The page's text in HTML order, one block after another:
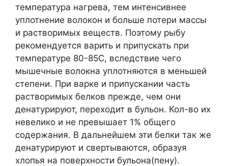
температура нагрева, тем интенсивнее
уплотнение волокон и больше потери массы
и растворимых веществ. Поэтому рыбу
рекомендуется варить и припускать при
температуре 80-85С, вследствие чего
мышечные волокна уплотняются в меньшей
степени. При варке и припускании часть
растворимых белков прежде, чем они
денатурируют, переходит в бульон. Кол-во их
невелико и не превышает 1% общего
содержания. В дальнейшем эти белки так же
денатурируют и свертываются, образуя
хлопья на поверхности бульона(пену).